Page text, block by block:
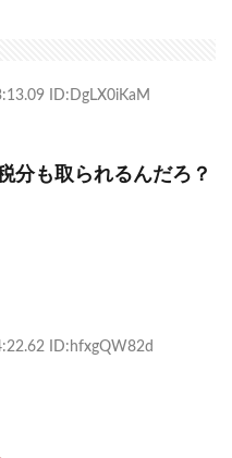
ID:DgLX0iKaM
分も取られるんだろ？
ID:hfxgQW82d